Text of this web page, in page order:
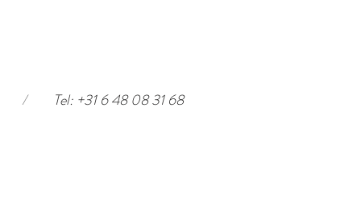
Tel: +31 6 48 08 31 68
/